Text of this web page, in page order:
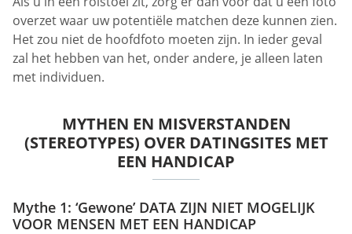
overzet waar uw potentiële matchen deze kunnen zien.
Het zou niet de hoofdfoto moeten zijn. In ieder geval
zal het hebben van het, onder andere, je alleen laten
met individuen.
MYTHEN EN MISVERSTANDEN
(STEREOTYPES) OVER DATINGSITES MET
EEN HANDICAP
Mythe 1: ‘Gewone’ DATA ZIJN NIET MOGELIJK
VOOR MENSEN MET EEN HANDICAP